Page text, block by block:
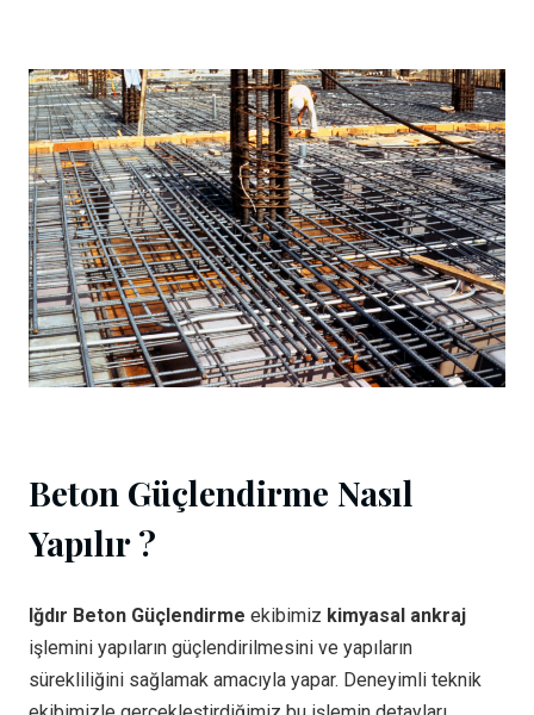
Beton Güçlendirme Nasıl
Yapılır ?
Iğdır Beton Güçlendirme ekibimiz kimyasal ankraj
işlemini yapıların güçlendirilmesini ve yapıların
sürekliliğini sağlamak amacıyla yapar. Deneyimli teknik